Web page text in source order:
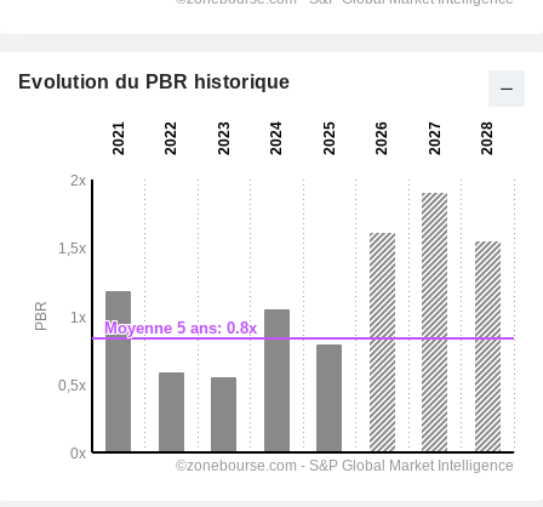
Evolution du PBR historique